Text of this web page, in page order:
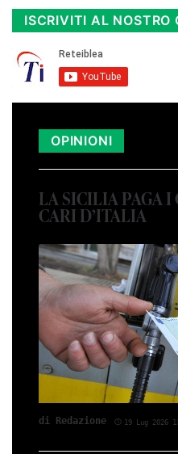
ISCRIVITI AL NOSTRO
OPINIONI
LA SICILIA PAGA
CARI D’ITALIA
di Red­azio­ne 19 Lug 2026